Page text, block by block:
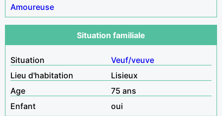
Amoureuse
Situation familiale
Situation
Veuf/veuve
Lieu d'habitation
Lisieux
Age
75 ans
Enfant
oui